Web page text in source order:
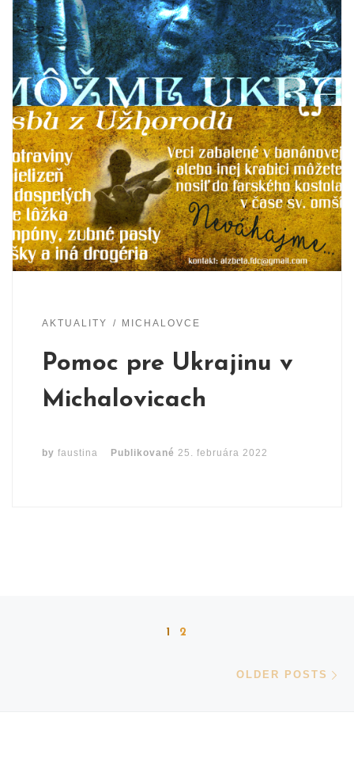
AKTUALITY MICHALOVCE
Pomoc pre Ukrajinu v
Michalovicach
by faustina Publikované 25. februára 2022
Posts navigation
1 2
OLDER POSTS